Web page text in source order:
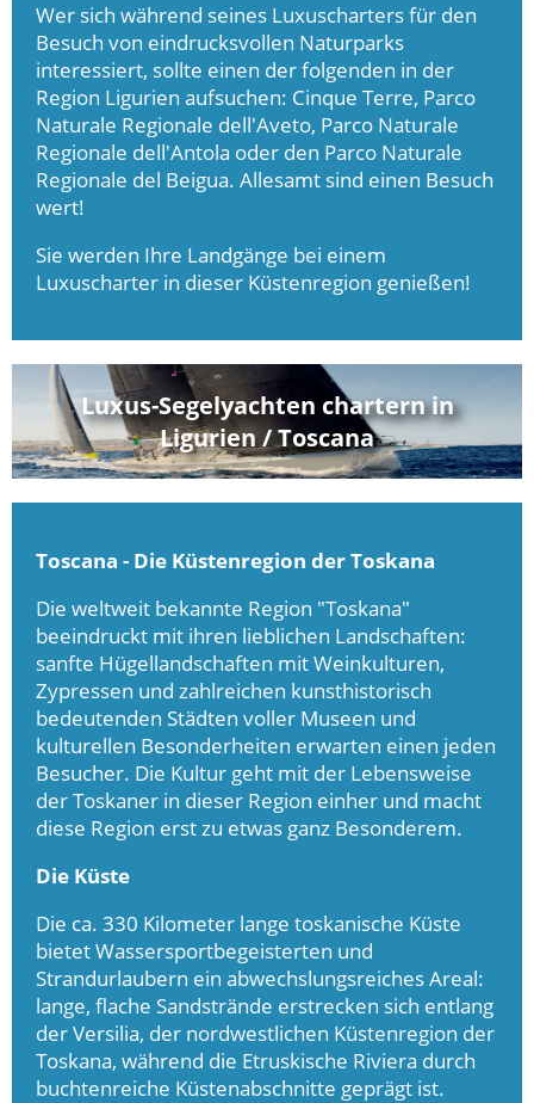
Wer sich während seines Luxuscharters für den
Besuch von eindrucksvollen Naturparks
interessiert, sollte einen der folgenden in der
Region Ligurien aufsuchen: Cinque Terre, Parco
Naturale Regionale dell'Aveto, Parco Naturale
Regionale dell'Antola oder den Parco Naturale
Regionale del Beigua. Allesamt sind einen Besuch
wert!
Sie werden Ihre Landgänge bei einem
Luxuscharter in dieser Küstenregion genießen!
Luxus-Segelyachten chartern in
Ligurien / Toscana
Toscana - Die Küstenregion der Toskana
Die weltweit bekannte Region "Toskana"
beeindruckt mit ihren lieblichen Landschaften:
sanfte Hügellandschaften mit Weinkulturen,
Zypressen und zahlreichen kunsthistorisch
bedeutenden Städten voller Museen und
kulturellen Besonderheiten erwarten einen jeden
Besucher. Die Kultur geht mit der Lebensweise
der Toskaner in dieser Region einher und macht
diese Region erst zu etwas ganz Besonderem.
Die Küste
Die ca. 330 Kilometer lange toskanische Küste
bietet Wassersportbegeisterten und
Strandurlaubern ein abwechslungsreiches Areal:
lange, flache Sandstrände erstrecken sich entlang
der Versilia, der nordwestlichen Küstenregion der
Toskana, während die Etruskische Riviera durch
buchtenreiche Küstenabschnitte geprägt ist.